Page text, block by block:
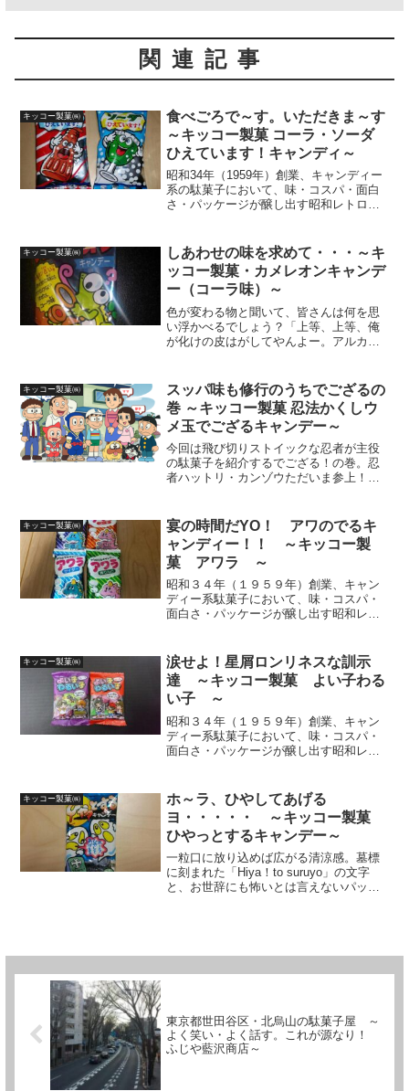
関連記事
キッコー製菓㈱
食べごろで～す。いただきま～す
～キッコー製菓 コーラ・ソーダ
ひえています！キャンディ～
昭和34年（1959年）創業、キャンディー
系の駄菓子において、味・コスパ・面白
さ・パッケージが醸し出す昭和レトロ感
者がリスペクトしてやまないキッコー製
菓のひえていま...
キッコー製菓㈱
しあわせの味を求めて・・・～キ
ッコー製菓・カメレオンキャンデ
ー（コーラ味）～
色が変わる物と聞いて、皆さんは何を思
い浮かべるでしょう？「上等、上等、俺
が化けの皮はがしてやんよー。アルカリ
や、ちょっと古めの漫画に出てきがちな
怒るとタコみたいに真っ赤...
キッコー製菓㈱
スッパ味も修行のうちでござるの
巻 ～キッコー製菓 忍法かくしウ
メ玉でござるキャンデー～
今回は飛び切りストイックな忍者が主役
の駄菓子を紹介するでござる！の巻。忍
者ハットリ・カンゾウただいま参上！で
けている伊賀忍者界のエース。目にも止
まらぬ早業で投げる手裏剣...
キッコー製菓㈱
宴の時間だYO！ アワのでるキ
ャンディー！！ ～キッコー製
菓 アワラ ～
昭和３４年（１９５９年）創業、キャン
ディー系駄菓子において、味・コスパ・
面白さ・パッケージが醸し出す昭和レト
件！さすがだぜ！としか言えない強烈な
センス・・・もう、パーペキ...
キッコー製菓㈱
涙せよ！星屑ロンリネスな訓示
達 ～キッコー製菓 よい子わる
い子 ～
昭和３４年（１９５９年）創業、キャン
ディー系駄菓子において、味・コスパ・
面白さ・パッケージが醸し出す昭和レト
な件。カメレオンキャンディ―や忍法か
くしウメ玉でござるキャン...
キッコー製菓㈱
ホ～ラ、ひやしてあげる
ヨ・・・・・ ～キッコー製菓
ひやっとするキャンデー～
一粒口に放り込めば広がる清涼感。墓標
に刻まれた「Hiya！to suruyo」の文字
と、お世辞にも怖いとは言えないパッケ
東京都世田谷区・北烏山の駄菓子屋 ～
よく笑い・よく話す。これが源なり！
ふじや藍沢商店～